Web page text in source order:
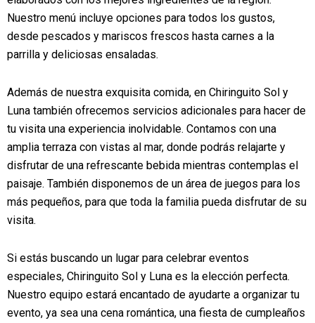
Nuestro menú incluye opciones para todos los gustos,
desde pescados y mariscos frescos hasta carnes a la
parrilla y deliciosas ensaladas.
Además de nuestra exquisita comida, en Chiringuito Sol y
Luna también ofrecemos servicios adicionales para hacer de
tu visita una experiencia inolvidable. Contamos con una
amplia terraza con vistas al mar, donde podrás relajarte y
disfrutar de una refrescante bebida mientras contemplas el
paisaje. También disponemos de un área de juegos para los
más pequeños, para que toda la familia pueda disfrutar de su
visita.
Si estás buscando un lugar para celebrar eventos
especiales, Chiringuito Sol y Luna es la elección perfecta.
Nuestro equipo estará encantado de ayudarte a organizar tu
evento, ya sea una cena romántica, una fiesta de cumpleaños